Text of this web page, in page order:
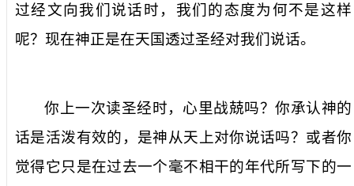
过经文向我们说话时，我们的态度为何不是这样
呢？现在神正是在天国透过圣经对我们说话。
你上一次读圣经时，心里战兢吗？你承认神的
话是活泼有效的，是神从天上对你说话吗？或者你
觉得它只是在过去一个毫不相干的年代所写下的一